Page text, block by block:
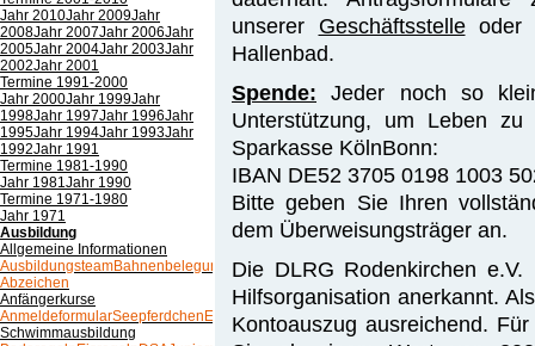
Jahr 2010Jahr 2009Jahr
2008Jahr 2007Jahr 2006Jahr
2005Jahr 2004Jahr 2003Jahr
2002Jahr 2001
Termine 1991-2000
Jahr 2000Jahr 1999Jahr
1998Jahr 1997Jahr 1996Jahr
1995Jahr 1994Jahr 1993Jahr
1992Jahr 1991
Termine 1981-1990
Jahr 1981Jahr 1990
Termine 1971-1980
Jahr 1971
Ausbildung
Allgemeine Informationen
AusbildungsteamBahnenbelegung TrainingszeitenÜbersicht
Abzeichen
Anfängerkurse
AnmeldeformularSeepferdchenEmpfehlungen
Schwimmausbildung
unserer Geschäftsstelleoder
Hallenbad.
Spende: Jeder noch so
Unterstützung, um Leben
Sparkasse KölnBonn:
IBAN DE52 3705 0198 1003
Bitte geben Sie Ihren
dem Überweisungsträger an.
Die DLRG Rodenkirchen
Hilfsorganisation anerkannt.
Kontoauszug ausreichend.